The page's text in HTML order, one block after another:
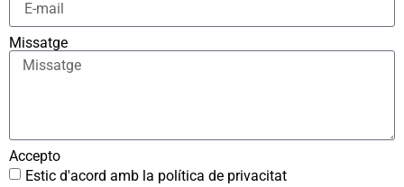
Missatge
Accepto
Estic d'acord amb la política de privacitat